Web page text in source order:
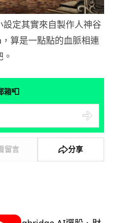
定其實來自製作人神谷
算是一點點的血脈相連
。
箱📮
留言 分享